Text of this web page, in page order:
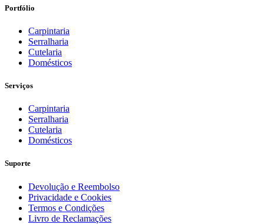
Portfólio
Carpintaria
Serralharia
Cutelaria
Domésticos
Serviços
Carpintaria
Serralharia
Cutelaria
Domésticos
Suporte
Devolução e Reembolso
Privacidade e Cookies
Termos e Condições
Livro de Reclamações